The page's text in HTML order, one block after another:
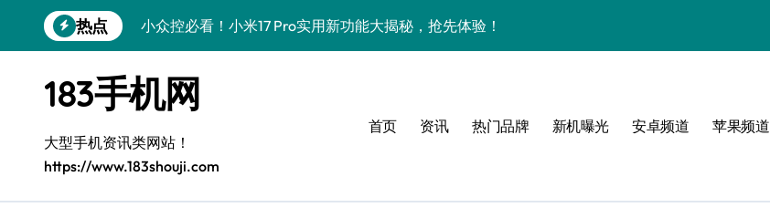
到
热点
小众控必看！小米17 Pro实用新功能大揭秘，抢先体验！
掌中利器！vivo S50 Pro mini小机身，资讯一手全掌控
小众控必看！三星Z Fold7新亮点，手机管家抢先剧透！
小众控必看！三星Galaxy S26黑科技爆料，抢先解锁未来体验！
S25 Ultra颜值封神！定制主题潮到骨子里
183手机网
大型手机资讯类网站！
https://www.183shouji.com
首页 资讯 热门品牌 新机曝光 安卓频道 苹果频道